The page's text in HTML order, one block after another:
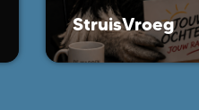
StruisVroeg